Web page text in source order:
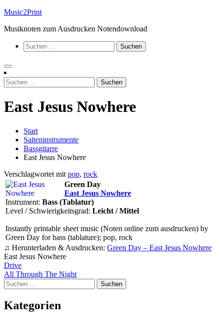
Zum
springen
Music2Print
Musiknoten zum Ausdrucken Notendownload
Suchen
nach:
Suchen
nach:
East Jesus Nowhere
Start
Saiteninstrumente
Bassgitarre
East Jesus Nowhere
Verschlagwortet mit pop, rock
Green Day
East Jesus Nowhere
Instrument: Bass (Tablatur)
Level / Schwierigkeitsgrad: Leicht / Mittel
Instantly printable sheet music (Noten online zum ausdrucken) by
Green Day for bass (tablature); pop, rock
♫ Herunterladen & Ausdrucken: Green Day – East Jesus Nowhere
East Jesus Nowhere
Beitragsnavigation
Drive
All Through The Night
Suchen
nach:
Kategorien